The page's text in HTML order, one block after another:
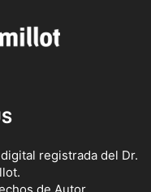
registrada del Dr.